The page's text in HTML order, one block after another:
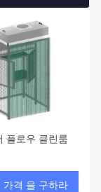
플로우 클린룸
가격 을 구하라